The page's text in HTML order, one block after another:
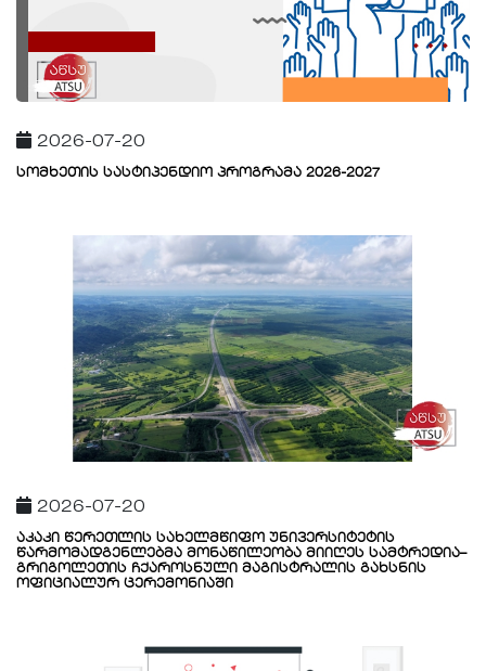
2026-07-20
სომხეთის სასტიპენდიო პროგრამა 2026-2027
2026-07-20
აკაკი წერეთლის სახელმწიფო უნივერსიტეტის
წარმომადგენლებმა მონაწილეობა მიიღეს სამტრედია–
გრიგოლეთის ჩქაროსნული მაგისტრალის გახსნის
ოფიციალურ ცერემონიაში